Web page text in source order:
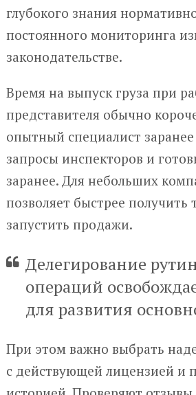
глубокого знания
постоянного мониторинга
законодательстве.
Время на выпуск груза при
представителя обычно
опытный специалист
запросы инспекторов и
заранее. Для небольших
позволяет быстрее получить
запустить продажи.
Делегирование
операций
для развития
При этом важно выбрать
с действующей лицензией и